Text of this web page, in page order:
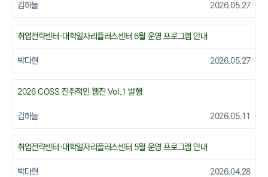
김하늘 2026.05.27
취업전략센터·대학일자리플러스센터 6월 운영 프로그램 안내
박다현 2026.05.27
2026 COSS 진취적인 웹진 Vol.1 발행
김하늘 2026.05.11
취업전략센터·대학일자리플러스센터 5월 운영 프로그램 안내
박다현 2026.04.28